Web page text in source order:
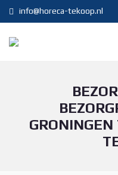
info@horeca-tekoop.nl